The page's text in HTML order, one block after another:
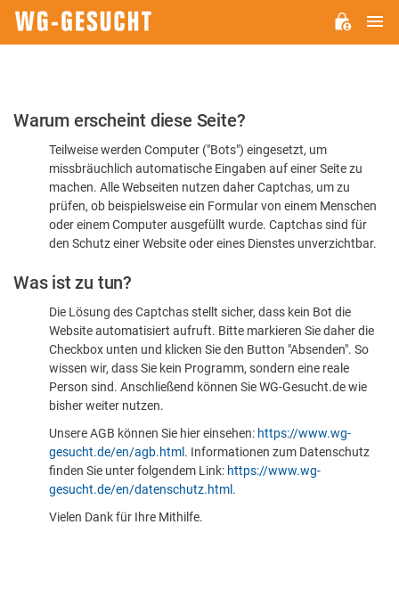
Bitte
dass
sind
Warum erscheint diese Seite?
Teilweise werden Computer ("Bots") eingesetzt, um
missbräuchlich automatische Eingaben auf einer Seite zu
machen. Alle Webseiten nutzen daher Captchas, um zu
prüfen, ob beispielsweise ein Formular von einem Menschen
oder einem Computer ausgefüllt wurde. Captchas sind für
den Schutz einer Website oder eines Dienstes unverzichtbar.
Was ist zu tun?
Die Lösung des Captchas stellt sicher, dass kein Bot die
Website automatisiert aufruft. Bitte markieren Sie daher die
Checkbox unten und klicken Sie den Button "Absenden". So
wissen wir, dass Sie kein Programm, sondern eine reale
Person sind. Anschließend können Sie WG-Gesucht.de wie
bisher weiter nutzen.
Unsere AGB können Sie hier einsehen: https://www.wg-
gesucht.de/en/agb.html . Informationen zum Datenschutz
finden Sie unter folgendem Link: https://www.wg-
gesucht.de/en/datenschutz.html .
Vielen Dank für Ihre Mithilfe.